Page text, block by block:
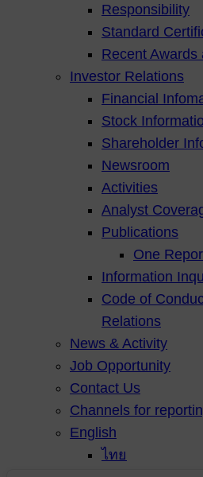
Responsibility
Standard
Recent Awards
Investor Relations
Financial
Stock
Shareholder
Newsroom
Activities
Analyst
Publications
One
Information
Code of
Relations
News & Activity
Job Opportunity
Contact Us
Channels for
English
ไทย